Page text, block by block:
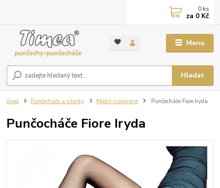
Menu
Hledat
0 ks
za 0 Kč
Úvod Punčocháče a silonky Módní vzorované Punčocháče Fiore Iryda
Punčocháče Fiore Iryda